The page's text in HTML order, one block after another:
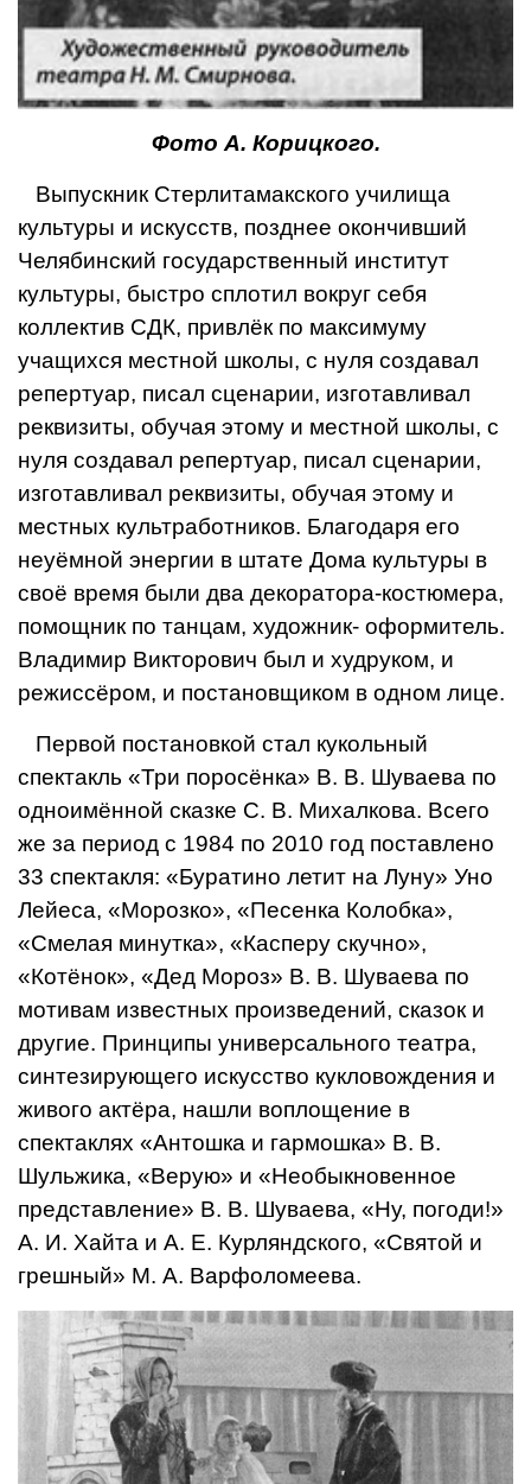
Фото А. Корицкого.
Выпускник Стерлитамакского учили­ща
культуры и искусств, позднее окончив­ший
Челябинский государственный институт
культуры, быстро сплотил вокруг себя
коллектив СДК, при­влёк по максимуму
учащихся местной школы, с нуля созда­вал
репертуар, писал сценарии, изго­тавливал
реквизиты, обучая этому и местной школы, с
нуля созда­вал репертуар, пи­сал сценарии,
изго­тавливал реквизиты, обучая этому и
мест­ных культработников. Благодаря его
неуёмной энергии в штате Дома культуры в
своё время были два декоратора-ко­стюмера,
помощник по танцам, художник- оформитель.
Влади­мир Викторович был и худруком, и
режис­сёром, и постанов­щиком в одном лице.
Первой постанов­кой стал кукольный
спектакль «Три поросёнка» В. В. Шуваева по
одноимённой сказке С. В. Михалкова. Всего
же за период с 1984 по 2010 год по­ставлено
33 спектакля: «Буратино летит на Луну» Уно
Лейеса, «Морозко», «Песенка Ко­лобка»,
«Смелая минутка», «Касперу скуч­но»,
«Котёнок», «Дед Мороз» В. В. Шуваева по
мотивам известных произведений, ска­зок и
другие. Принципы универсального театра,
синтезирующего искусство кукловождения и
живого актёра, нашли вопло­щение в
спектаклях «Антошка и гармошка» В. В.
Шульжика, «Верую» и «Необыкновенное
представление» В. В. Шуваева, «Ну, погоди!»
А. И. Хайта и А. Е. Курляндского, «Свя­той и
грешный» М. А. Варфоломеева.